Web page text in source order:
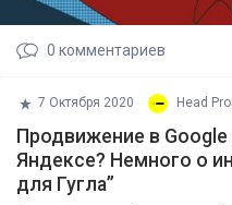
0 комментариев
7 Октября 2020 Head
Продвижение в
Яндексе? Немного о
для Гугла”